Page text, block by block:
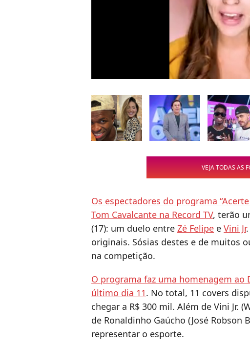
VEJA TODAS AS
Os espectadores do programa
Tom Cavalcante na Record TV, terão
(17): um duelo entre Zé Felipe e Vini Jr
originais. Sósias destes e de muitos
na competição.
O programa faz uma homenagem ao
último dia 11. No total, 11 covers
chegar a R$ 300 mil. Além de Vini Jr.
de Ronaldinho Gaúcho (José Robson
representar o esporte.